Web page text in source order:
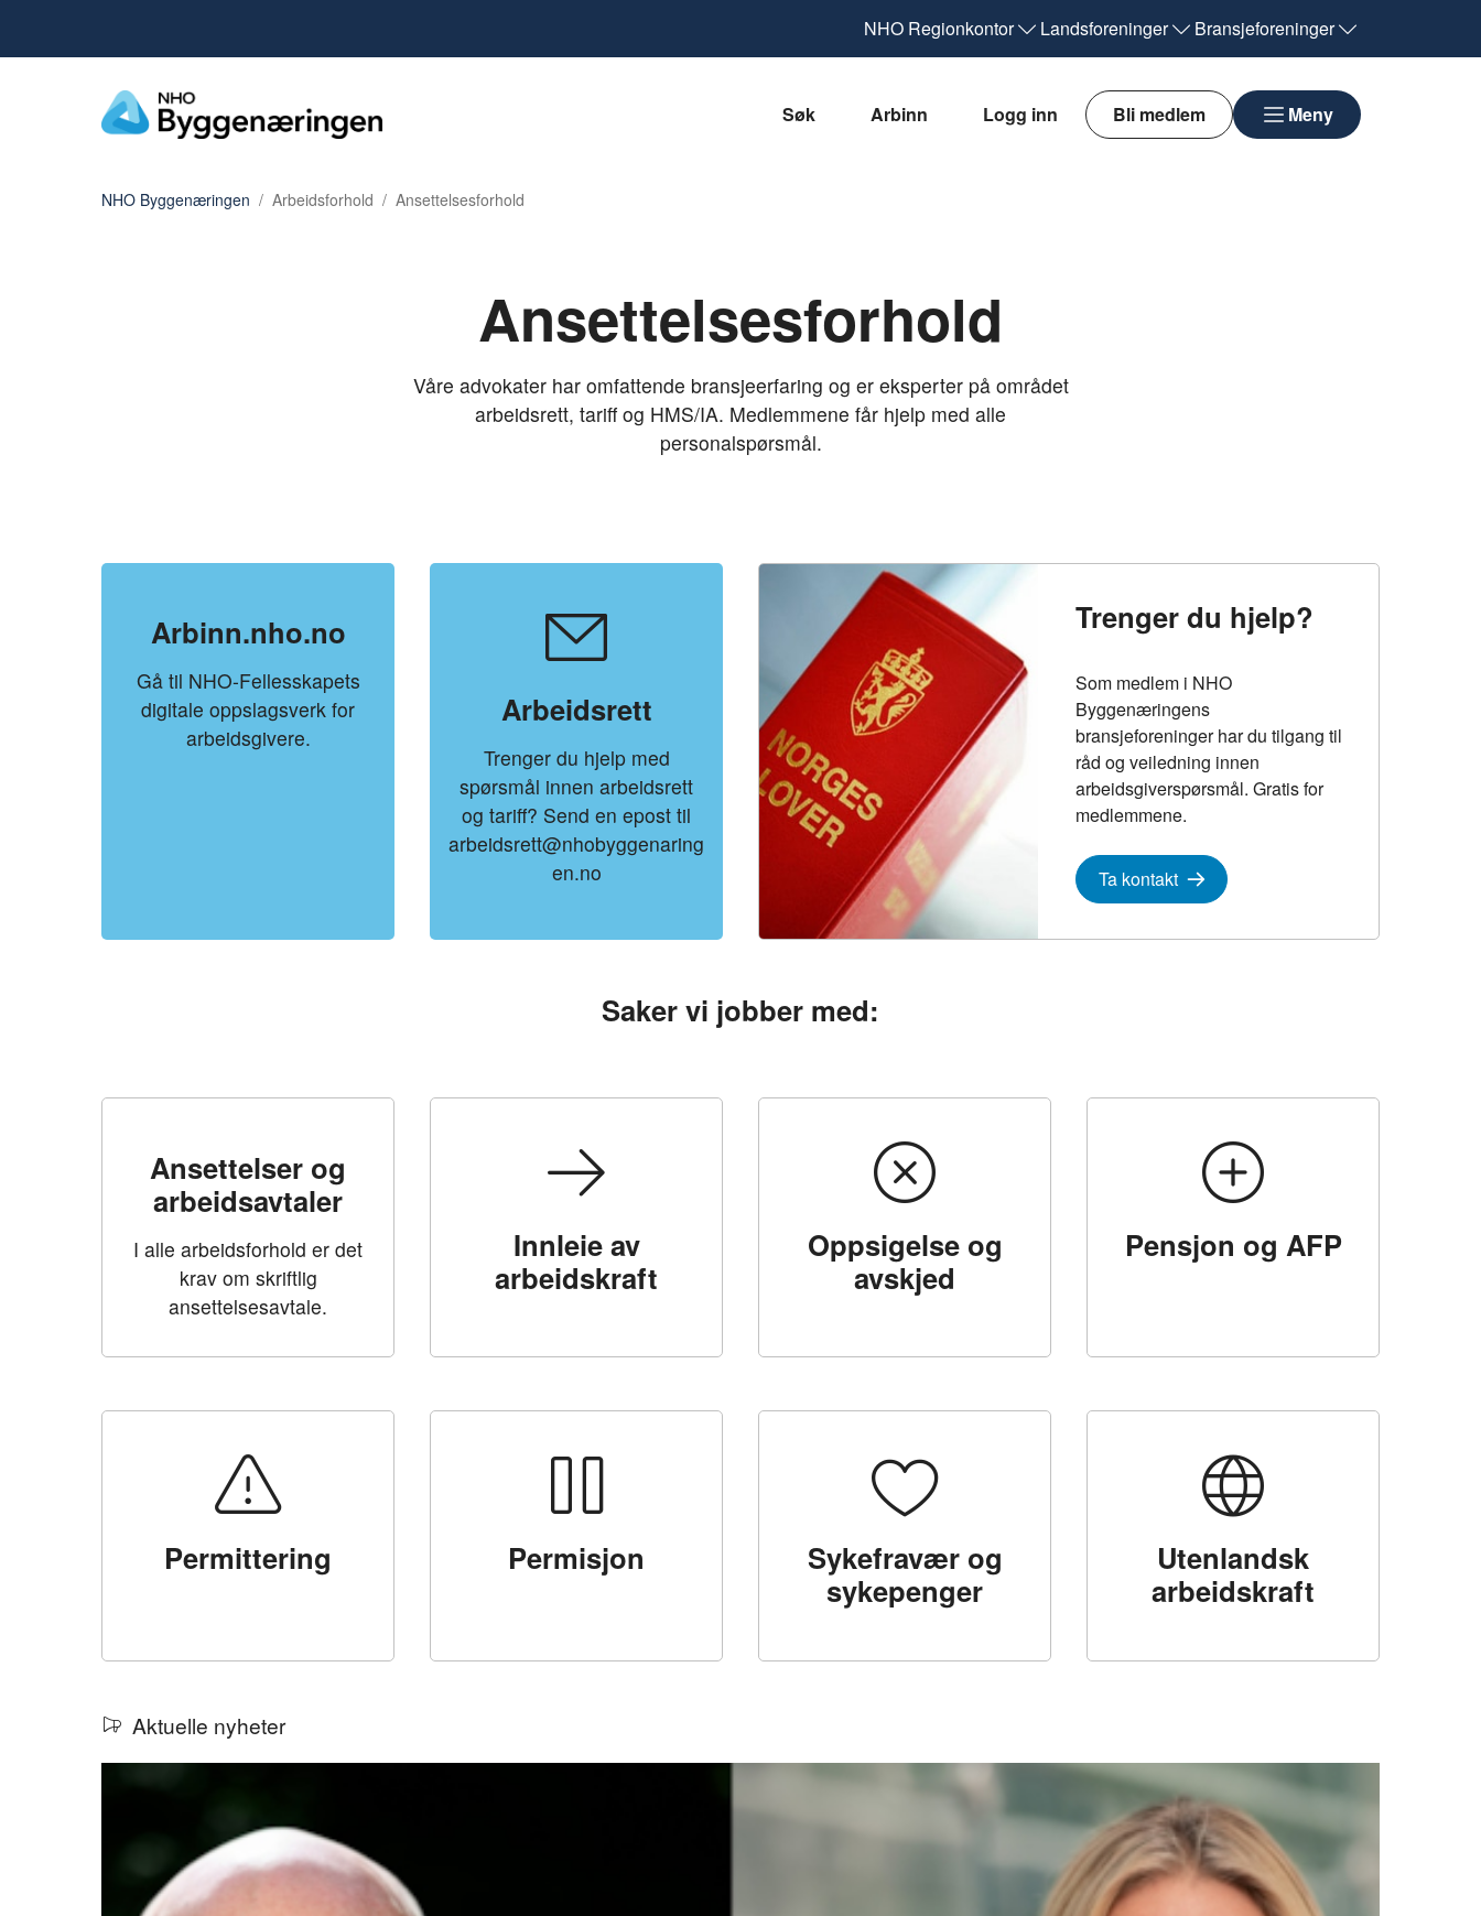
NHO Regionkontor Landsforeninger Bransjeforeninger
Søk Arbinn Logg inn Bli medlem Meny
NHO Byggenæringen Arbeidsforhold Ansettelsesforhold
Ansettelsesforhold
Våre advokater har omfattende bransjeerfaring og er eksperter på området
arbeidsrett, tariff og HMS/IA. Medlemmene får hjelp med alle
personalspørsmål.
Arbinn.nho.no
Gå til NHO-Fellesskapets
digitale oppslagsverk for
arbeidsgivere.
Arbeidsrett
Trenger du hjelp med
spørsmål innen arbeidsrett
og tariff? Send en epost til
arbeidsrett@nhobyggenaring
en.no
Trenger du hjelp?
Som medlem i NHO
Byggenæringens
bransjeforeninger har du tilgang til
råd og veiledning innen
arbeidsgiverspørsmål. Gratis for
medlemmene.
Ta kontakt
Saker vi jobber med:
Ansettelser og
arbeidsavtaler
I alle arbeidsforhold er det
krav om skriftlig
ansettelsesavtale.
Innleie av
arbeidskraft
Oppsigelse og
avskjed
Pensjon og AFP
Permittering Permisjon
Sykefravær og
sykepenger
Utenlandsk
arbeidskraft
Aktuelle nyheter